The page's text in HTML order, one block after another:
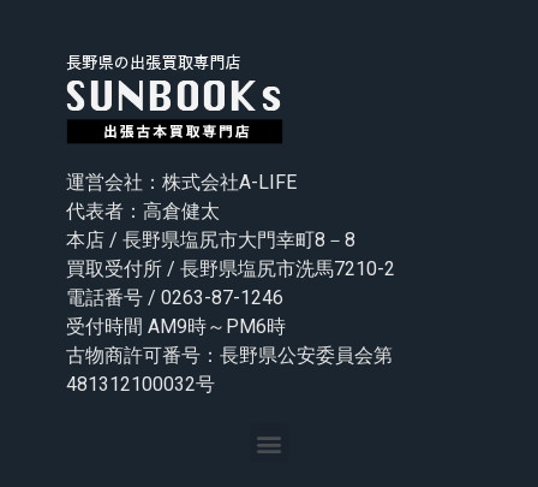
運営会社：株式会社A-LIFE
代表者：高倉健太
本店 / 長野県塩尻市大門幸町8－8
買取受付所 / 長野県塩尻市洗馬7210-2
電話番号 / 0263-87-1246
受付時間 AM9時～PM6時
古物商許可番号：長野県公安委員会第
481312100032号